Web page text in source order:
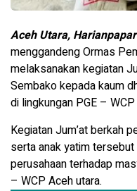
Aceh Utara,
menggandeng Ormas
melaksanakan kegiatan
Sembako kepada kaum
di lingkungan PGE –
Kegiatan Jum’at berkah
serta anak yatim
perusahaan terhadap
– WCP Aceh utara.